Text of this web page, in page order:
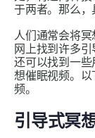
于两者。那么，
人们通常会将
网上找到许多
还可以找到一
想催眠视频。
频。
引导式冥